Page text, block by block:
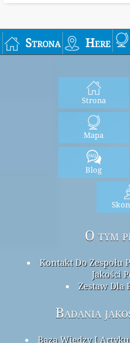
Strona Here
Strona
Mapa
Blog
O tym
Kontakt Do Zespołu
Jakości
Zestaw Dla
Badania
Baza Wiedzy I